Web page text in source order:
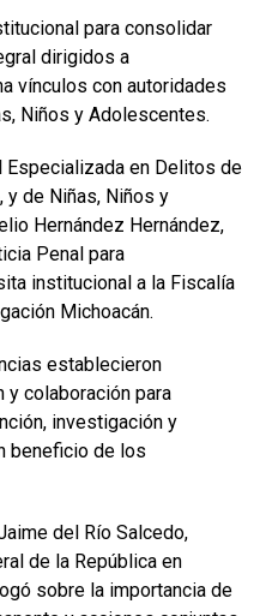
para consolidar
dirigidos a
vínculos con autoridades
Niños y Adolescentes.
Especializada en Delitos de
y de Niñas, Niños y
Hernández Hernández,
Penal para
institucional a la Fiscalía
Michoacán.
establecieron
y colaboración para
investigación y
beneficio de los
del Río Salcedo,
de la República en
sobre la importancia de